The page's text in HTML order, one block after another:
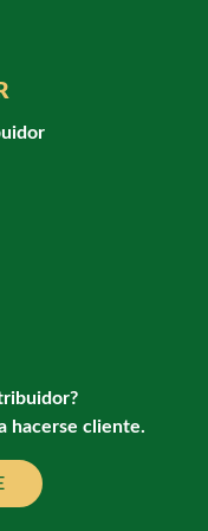
hacerse cliente.